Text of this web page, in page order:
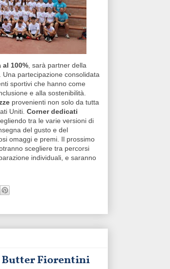
100%, sarà partner della
. Una partecipazione consolidata
sportivi che hanno come
e alla sostenibilità.
provenienti non solo da tutta
Uniti. Corner dedicati
tra le varie versioni di
del gusto e del
omaggi e premi. Il prossimo
scegliere tra percorsi
individuali, e saranno
Butter Fiorentini